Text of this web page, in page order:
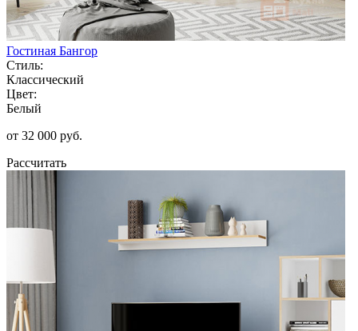
Гостиная Бангор
Стиль:
Классический
Цвет:
Белый
от 32 000 руб.
Рассчитать